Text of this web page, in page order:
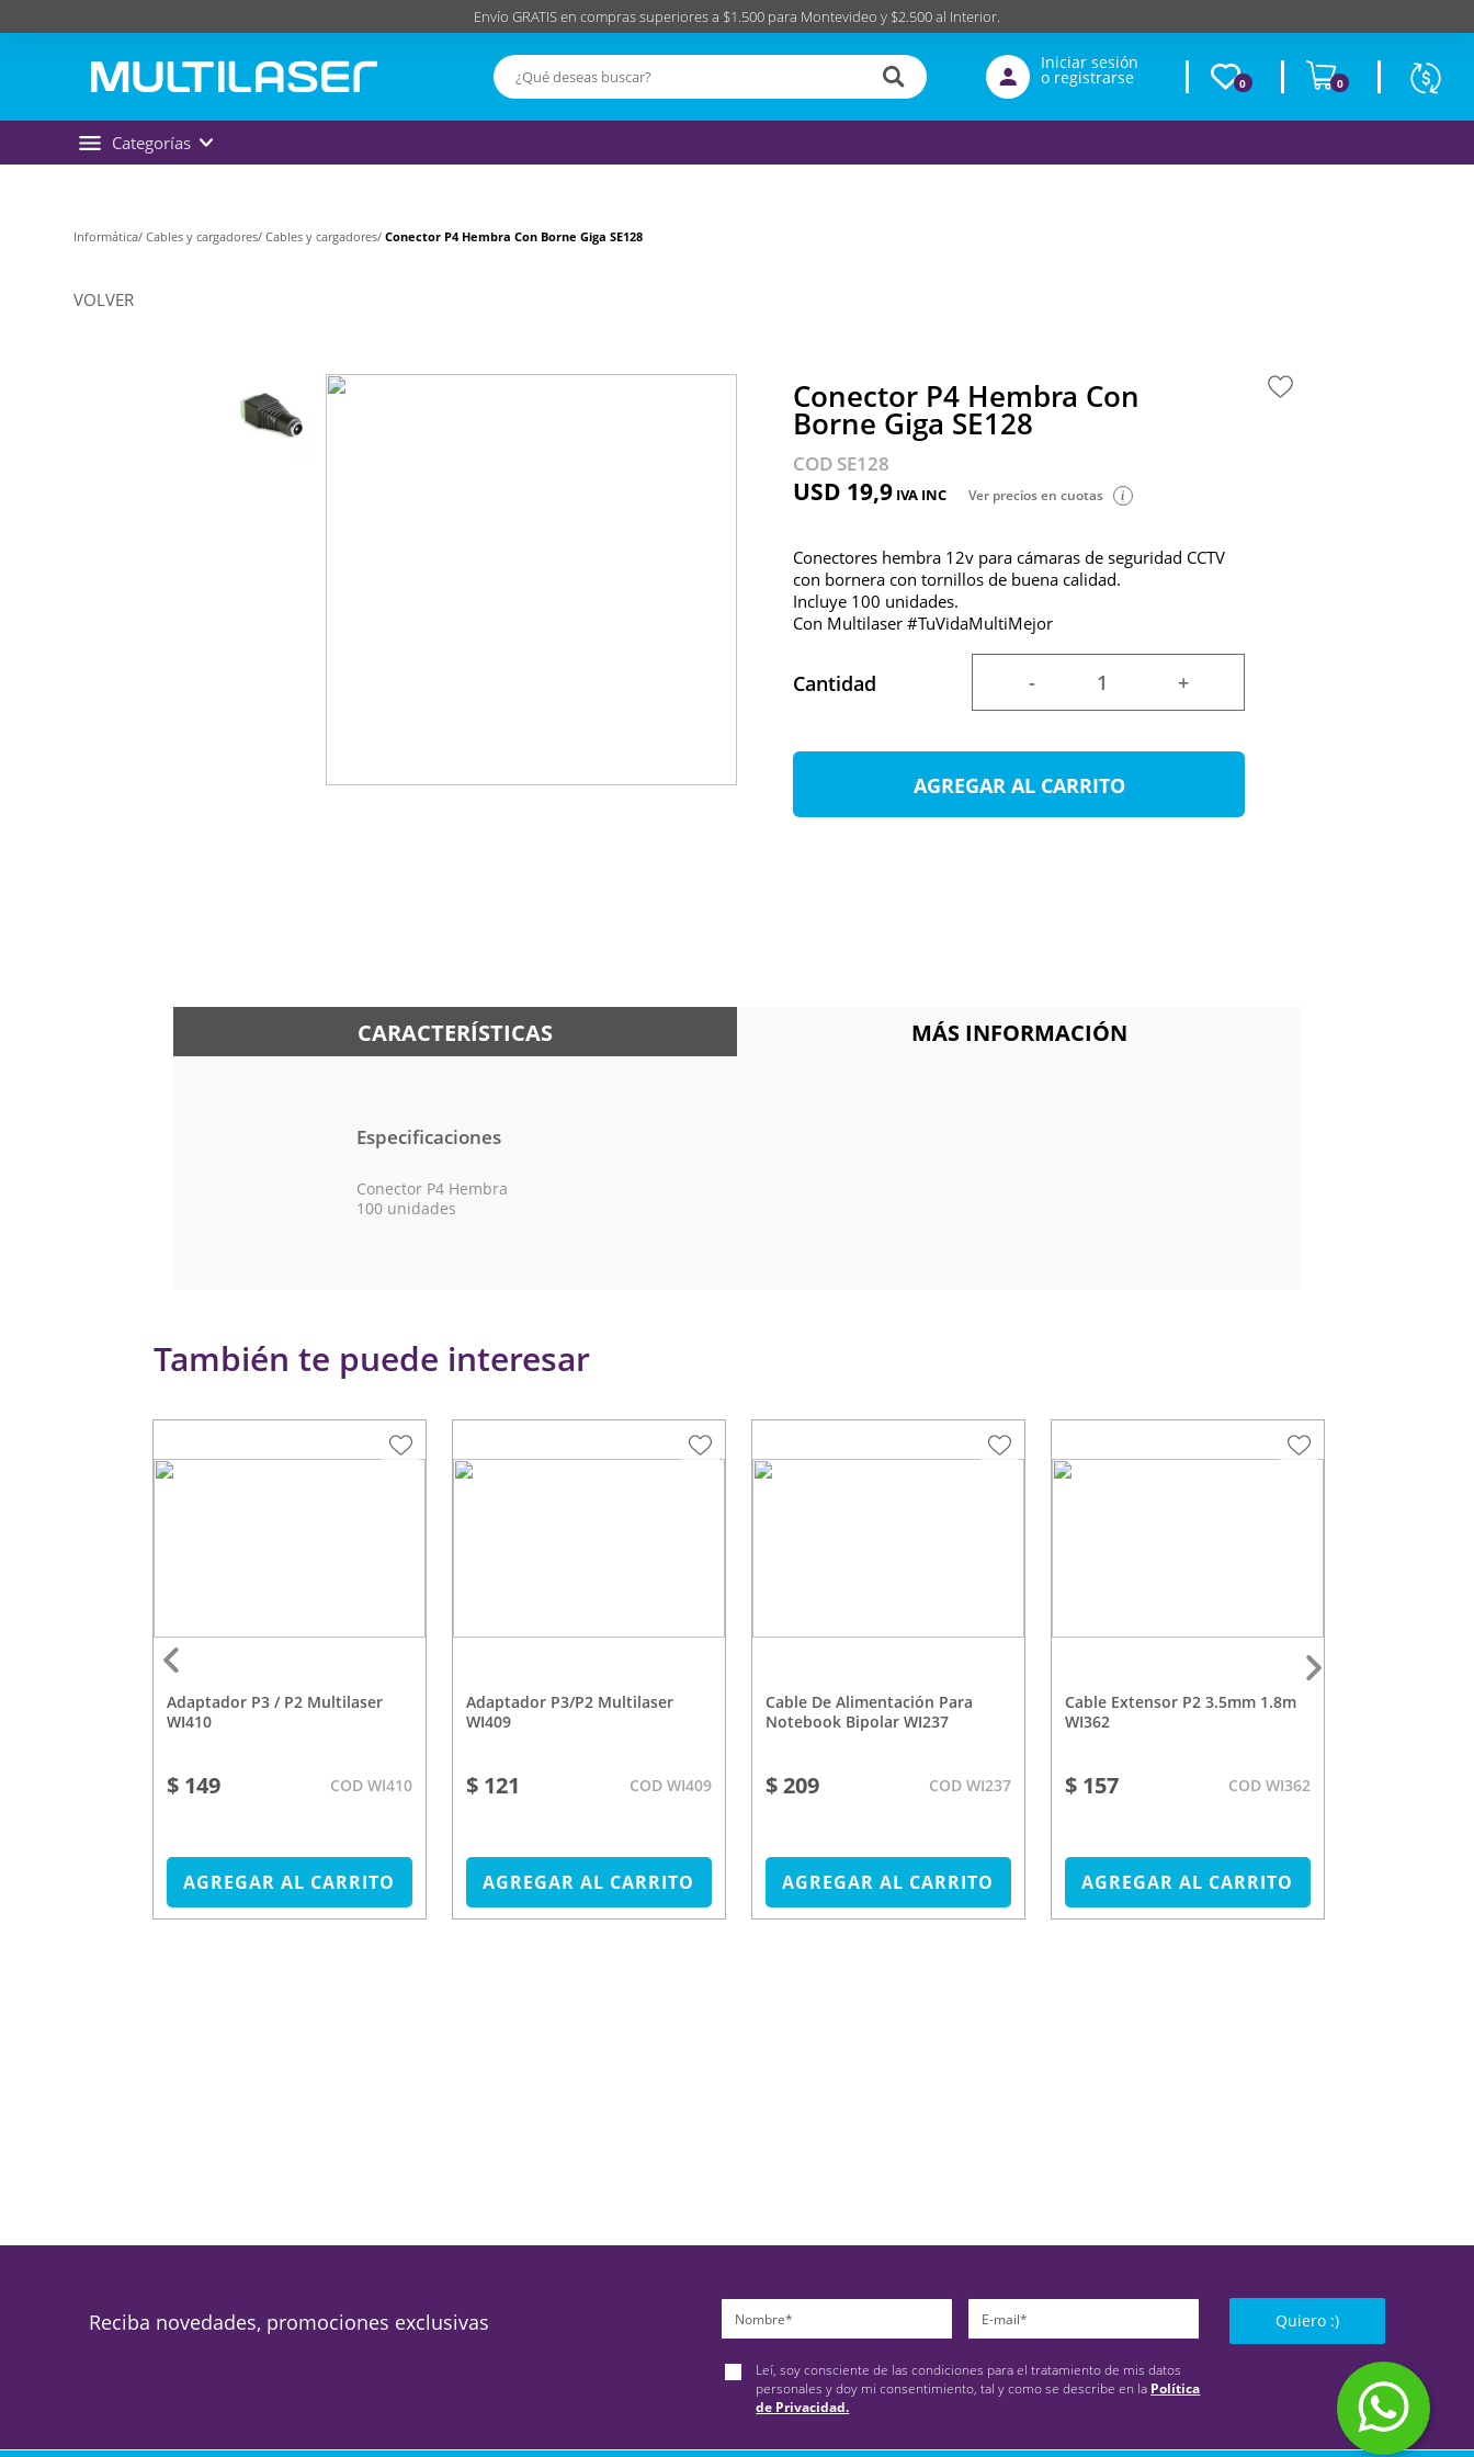
Envío GRATIS en compras superiores a $1.500 para Montevideo y $2.500 al Interior.
Iniciar sesión
o registrarse 0 0
Moneda
Según
$
Categorías
Informática/Cables y cargadores/Cables y cargadores/Conector P4 Hembra Con Borne Giga SE128
VOLVER
Conector P4 Hembra Con
Borne Giga SE128
COD SE128
USD 19,9 IVA INC Ver precios en cuotas
Conectores hembra 12v para cámaras de seguridad CCTV
con bornera con tornillos de buena calidad.
Incluye 100 unidades.
Con Multilaser #TuVidaMultiMejor
Cantidad - +
AGREGAR AL CARRITO
CARACTERÍSTICAS MÁS INFORMACIÓN
Especificaciones
Conector P4 Hembra
100 unidades
También te puede interesar
Adaptador P3 / P2 Multilaser
WI410
$ 149 COD WI410
AGREGAR AL CARRITO
Adaptador P3/P2 Multilaser
WI409
$ 121 COD WI409
AGREGAR AL CARRITO
Cable De Alimentación Para
Notebook Bipolar WI237
$ 209 COD WI237
AGREGAR AL CARRITO
Cable Extensor P2 3.5mm 1.8m
WI362
$ 157 COD WI362
AGREGAR AL CARRITO
Reciba novedades, promociones exclusivas Quiero :)
Leí, soy consciente de las condiciones para el tratamiento de mis datos
personales y doy mi consentimiento, tal y como se describe en la Política
de Privacidad.